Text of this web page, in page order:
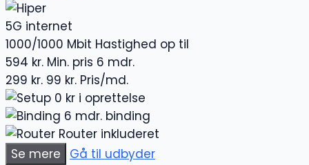
5G internet
1000/1000 Mbit Hastighed op til
594 kr. Min. pris 6 mdr.
299 kr. 99 kr. Pris/md.
0 kr i oprettelse
6 mdr. binding
Router inkluderet
Se mere
Gå til udbyder